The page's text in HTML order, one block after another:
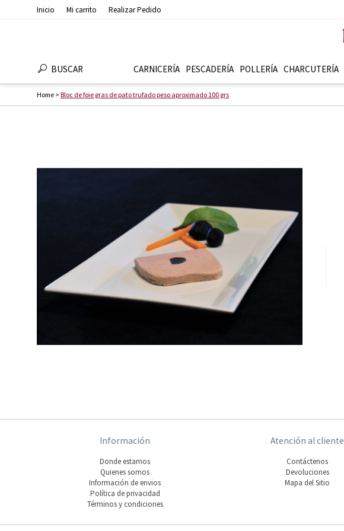
Inicio Mi carrito Realizar Pedido
BUSCAR CARNICERÍA PESCADERÍ­A POLLERÍA CHARCUTERÍ­A
Home > Bloc de foie gras de pato trufado peso aproximado 100 grs
Información
Donde estamos
Quienes somos
Información de envios
Polí­tica de privacidad
Términos y condiciones
Atención al cliente
Contáctenos
Devoluciones
Mapa del Sitio